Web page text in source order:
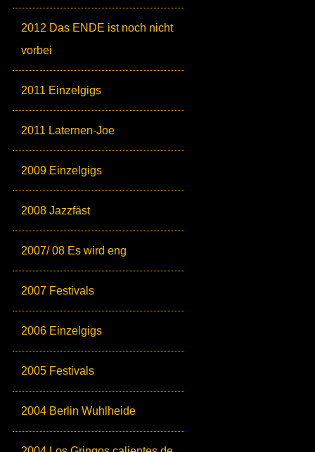
2012 Das ENDE ist noch nicht
vorbei
2011 Einzelgigs
2011 Laternen-Joe
2009 Einzelgigs
2008 Jazzfäst
2007/ 08 Es wird eng
2007 Festivals
2006 Einzelgigs
2005 Festivals
2004 Berlin Wuhlheide